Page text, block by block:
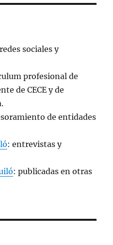
a
sociales y
profesional de
de CECE y de
de entidades
: entrevistas y
: publicadas en otras